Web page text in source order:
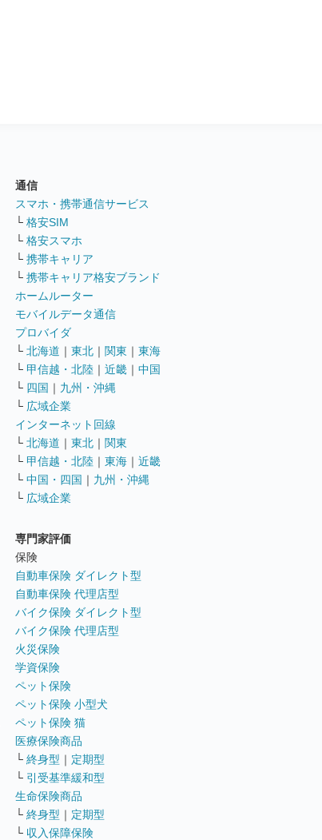
通信
スマホ・携帯通信サービス
└ 格安SIM
└ 格安スマホ
└ 携帯キャリア
└ 携帯キャリア格安ブランド
ホームルーター
モバイルデータ通信
プロバイダ
└ 北海道 ｜ 東北 ｜ 関東 ｜ 東海
└ 甲信越・北陸 ｜ 近畿 ｜ 中国
└ 四国 ｜ 九州・沖縄
└ 広域企業
インターネット回線
└ 北海道 ｜ 東北 ｜ 関東
└ 甲信越・北陸 ｜ 東海 ｜ 近畿
└ 中国・四国 ｜ 九州・沖縄
└ 広域企業
専門家評価
保険
自動車保険 ダイレクト型
自動車保険 代理店型
バイク保険 ダイレクト型
バイク保険 代理店型
火災保険
学資保険
ペット保険
ペット保険 小型犬
ペット保険 猫
医療保険商品
└ 終身型 ｜ 定期型
└ 引受基準緩和型
生命保険商品
└ 終身型 ｜ 定期型
└ 収入保障保険